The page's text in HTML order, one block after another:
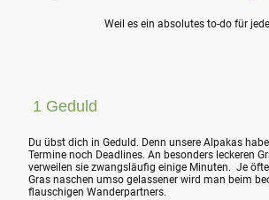
Weil es ein absolutes to-do für
1 Geduld
Du übst dich in Geduld. Denn unsere Alpakas
Termine noch Deadlines. An besonders leckeren
verweilen sie zwangsläufig einige Minuten. Je
Gras naschen umso gelassener wird man beim
flauschigen Wanderpartners.